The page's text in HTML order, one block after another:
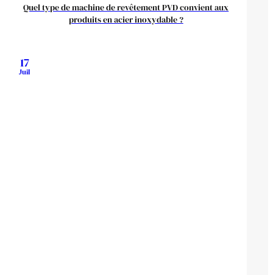
Quel type de machine de revêtement PVD convient aux
produits en acier inoxydable ?
17
Juil